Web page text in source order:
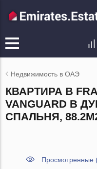
Недвижимость в ОАЭ
КВАРТИРА В
VANGUARD В
СПАЛЬНЯ,
Просмотренные